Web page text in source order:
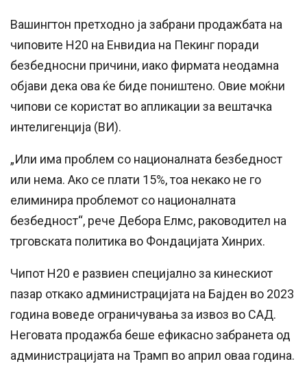
Вашингтон претходно ја забрани продажбата на
чиповите H20 на Енвидиа на Пекинг поради
безбедносни причини, иако фирмата неодамна
објави дека ова ќе биде поништено. Овие моќни
чипови се користат во апликации за вештачка
интелигенција (ВИ).
„Или има проблем со националната безбедност
или нема. Ако се плати 15%, тоа некако не го
елиминира проблемот со националната
безбедност“, рече Дебора Елмс, раководител на
трговската политика во Фондацијата Хинрих.
Чипот H20 е развиен специјално за кинескиот
пазар откако администрацијата на Бајден во 2023
година воведе ограничувања за извоз во САД.
Неговата продажба беше ефикасно забранета од
администрацијата на Трамп во април оваа година.